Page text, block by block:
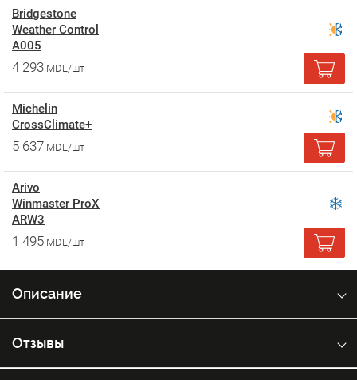
Bridgestone
Weather Control
A005
4 293 MDL/шт
Michelin
CrossClimate+
5 637 MDL/шт
Arivo
Winmaster ProX
ARW3
1 495 MDL/шт
Описание
Отзывы